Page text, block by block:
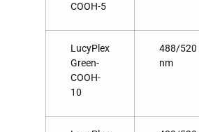
COOH-5
LucyPlex
Green-
COOH-
10
488/520
nm